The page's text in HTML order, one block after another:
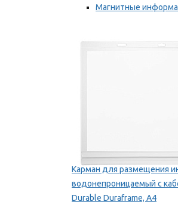
Магнитные
Самоклеящиеся
Карман для размещения
водонепроницаемый с
Durable Duraframe, А4